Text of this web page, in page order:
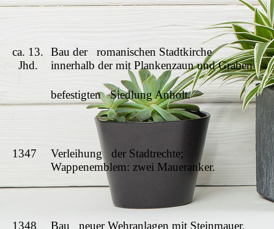
ca. 13.
Jhd.
Bau der romanischen Stadtkirche
innerhalb der mit Plankenzaun und Graben
befestigten Siedlung Anholt.
1347
Verleihung der Stadtrechte;
Wappenemblem: zwei Maueranker.
1348 Bau neuer Wehranlagen mit Steinmauer,